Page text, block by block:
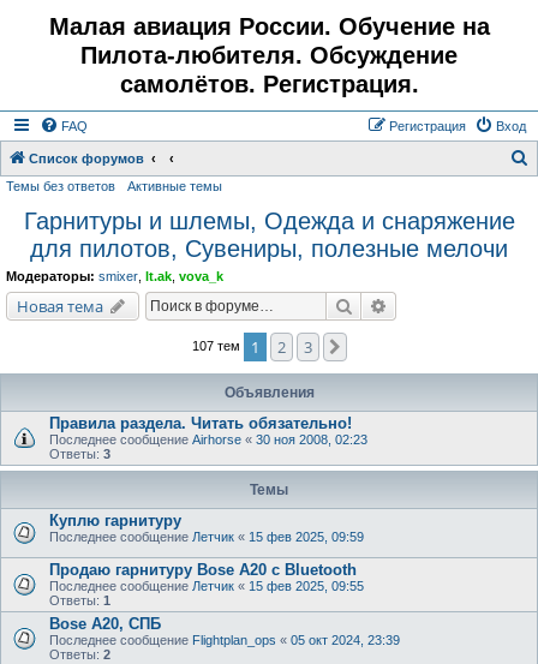
Малая авиация России. Обучение на
Пилота-любителя. Обсуждение
самолётов. Регистрация.
FAQ Вход
Регистрация
Список форумов
Темы без ответов Активные темы
Гарнитуры и шлемы, Одежда и снаряжение
для пилотов, Сувениры, полезные мелочи
Модераторы: smixer lt.ak vova_k
Новая тема Поиск
107 тем 1 2 3
Объявления
Правила раздела. Читать обязательно!
Последнее сообщение Airhorse « 30 ноя 2008, 02:23
Ответы: 3
Темы
Куплю гарнитуру
Последнее сообщение Летчик « 15 фев 2025, 09:59
Продаю гарнитуру Bose A20 с Bluetooth
Последнее сообщение Летчик « 15 фев 2025, 09:55
Ответы: 1
Bose A20, СПБ
Последнее сообщение Flightplan_ops « 05 окт 2024, 23:39
Ответы: 2